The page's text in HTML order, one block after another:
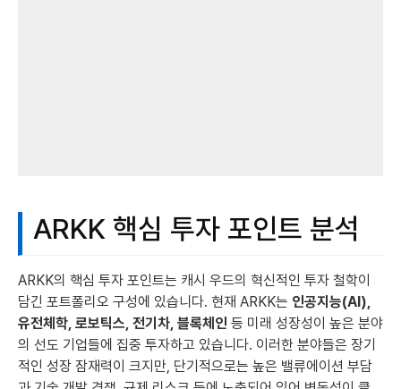
ARKK 핵심 투자 포인트 분석
ARKK의 핵심 투자 포인트는 캐시 우드의 혁신적인 투자 철학이
담긴 포트폴리오 구성에 있습니다. 현재 ARKK는 인공지능(AI),
유전체학, 로보틱스, 전기차, 블록체인 등 미래 성장성이 높은 분야
의 선도 기업들에 집중 투자하고 있습니다. 이러한 분야들은 장기
적인 성장 잠재력이 크지만, 단기적으로는 높은 밸류에이션 부담